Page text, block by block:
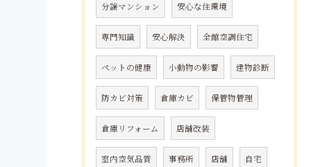
分譲マンション 安心な住環境
専門知識 安心解決 全館空調住宅
ペットの健康 小動物の影響 建物診断
防カビ対策 倉庫カビ 保管物管理
倉庫リフォーム 店舗改装
室内空気品質 事務所 店舗 自宅